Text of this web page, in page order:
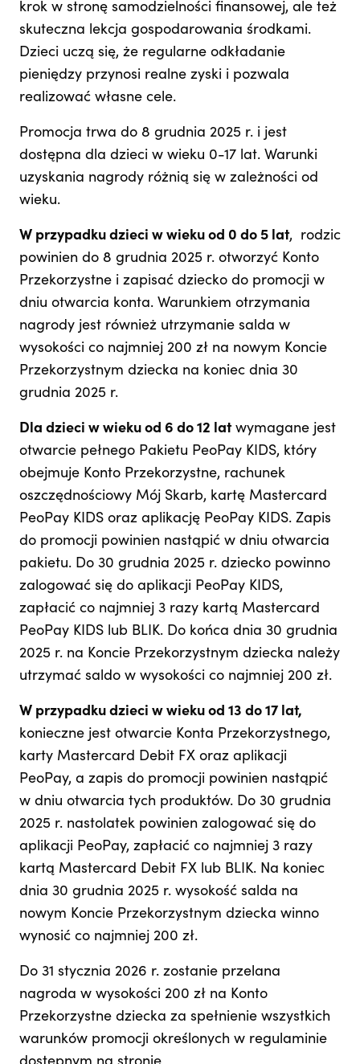
krok w stronę samodzielności finansowej, ale też
skuteczna lekcja gospodarowania środkami.
Dzieci uczą się, że regularne odkładanie
pieniędzy przynosi realne zyski i pozwala
realizować własne cele.
Promocja trwa do 8 grudnia 2025 r. i jest
dostępna dla dzieci w wieku 0-17 lat. Warunki
uzyskania nagrody różnią się w zależności od
wieku.
W przypadku dzieci w wieku od 0 do 5 lat, rodzic
powinien do 8 grudnia 2025 r. otworzyć Konto
Przekorzystne i zapisać dziecko do promocji w
dniu otwarcia konta. Warunkiem otrzymania
nagrody jest również utrzymanie salda w
wysokości co najmniej 200 zł na nowym Koncie
Przekorzystnym dziecka na koniec dnia 30
grudnia 2025 r.
Dla dzieci w wieku od 6 do 12 latwymagane jest
otwarcie pełnego Pakietu PeoPay KIDS, który
obejmuje Konto Przekorzystne, rachunek
oszczędnościowy Mój Skarb, kartę Mastercard
PeoPay KIDS oraz aplikację PeoPay KIDS. Zapis
do promocji powinien nastąpić w dniu otwarcia
pakietu. Do 30 grudnia 2025 r. dziecko powinno
zalogować się do aplikacji PeoPay KIDS,
zapłacić co najmniej 3 razy kartą Mastercard
PeoPay KIDS lub BLIK. Do końca dnia 30 grudnia
2025 r. na Koncie Przekorzystnym dziecka należy
utrzymać saldo w wysokości co najmniej 200 zł.
W przypadku dzieci w wieku od 13 do 17 lat,
konieczne jest otwarcie Konta Przekorzystnego,
karty Mastercard Debit FX oraz aplikacji
PeoPay, a zapis do promocji powinien nastąpić
w dniu otwarcia tych produktów. Do 30 grudnia
2025 r. nastolatek powinien zalogować się do
aplikacji PeoPay, zapłacić co najmniej 3 razy
kartą Mastercard Debit FX lub BLIK. Na koniec
dnia 30 grudnia 2025 r. wysokość salda na
nowym Koncie Przekorzystnym dziecka winno
wynosić co najmniej 200 zł.
Do 31 stycznia 2026 r. zostanie przelana
nagroda w wysokości 200 zł na Konto
Przekorzystne dziecka za spełnienie wszystkich
warunków promocji określonych w regulaminie